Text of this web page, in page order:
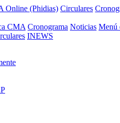
Online (Phidias) Circulares
CMA Cronograma Noticias Menú
INEWS